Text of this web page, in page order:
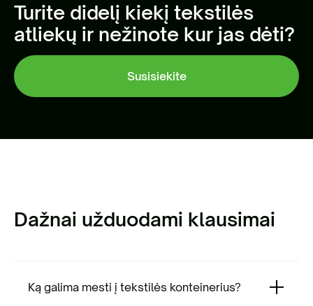
Turite didelį kiekį tekstilės
atliekų ir nežinote kur jas dėti?
Susisiekite
Dažnai užduodami klausimai
Ką galima mesti į tekstilės konteinerius?